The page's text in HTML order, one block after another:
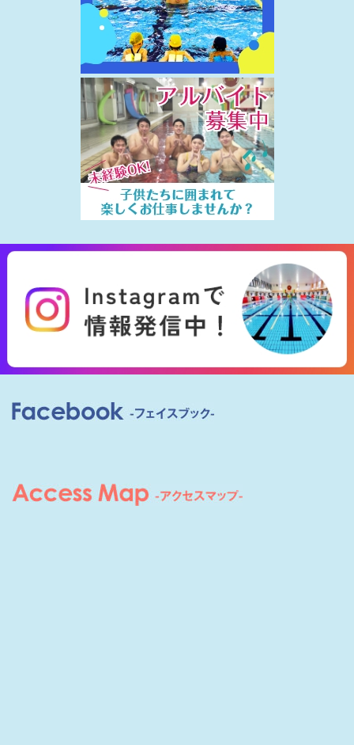
2024.08.20
定期コース会員保護者の皆様へ
2023.03.15
◇インスタグラム始めてます◇